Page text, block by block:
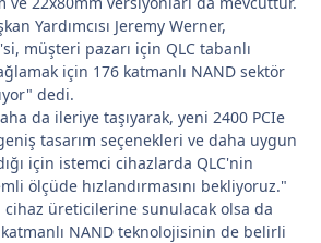
Yardımcısı Jeremy Werner,
müşteri pazarı için QLC tabanlı
için 176 katmanlı NAND sektör
dedi.
da ileriye taşıyarak, yeni 2400 PCIe
tasarım seçenekleri ve daha uygun
için istemci cihazlarda QLC'nin
ölçüde hızlandırmasını bekliyoruz."
cihaz üreticilerine sunulacak olsa da
NAND teknolojisinin de belirli